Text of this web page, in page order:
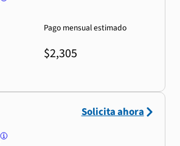
Pago mensual estimado
$2,305
Solicita ahora